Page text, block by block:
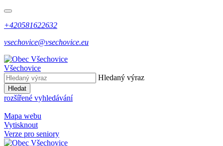
+420581622632
vsechovice@vsechovice.eu
Všechovice
Hledaný výraz
Hledat
rozšířené vyhledávání
Mapa webu
Vytisknout
Verze pro seniory